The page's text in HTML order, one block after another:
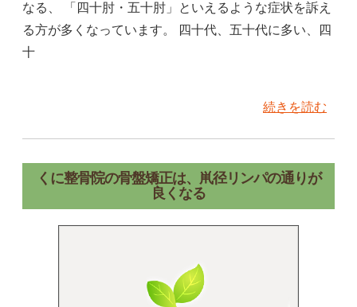
なる、 「四十肘・五十肘」といえるような症状を訴え
る方が多くなっています。 四十代、五十代に多い、四
十
続きを読む
くに整骨院の骨盤矯正は、鼡径リンパの通りが
良くなる